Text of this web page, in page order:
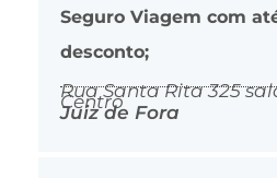
Seguro Viagem com
desconto;
Rua Santa Rita 325
Centro
Juiz de Fora